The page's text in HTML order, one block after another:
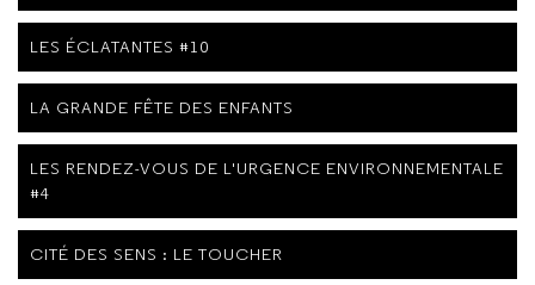
LES ÉCLATANTES #10
LA GRANDE FÊTE DES ENFANTS
LES RENDEZ-VOUS DE L'URGENCE ENVIRONNEMENTALE
#4
CITÉ DES SENS : LE TOUCHER